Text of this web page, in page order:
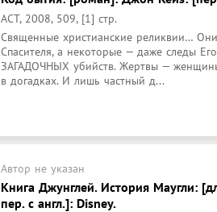
АСТ, 2008, 509, [1] стр.
Священные христианские реликвии…
Спасителя, а некоторые — даже следы
ЗАГАДОЧНЫХ убийств. Жертвы —
в догадках. И лишь частный д...
Автор не указан
Книга Джунглей. История Маугли:
пер. с англ.]: Disney.